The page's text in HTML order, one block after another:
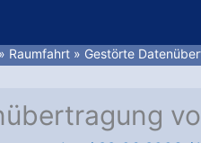
Raumfahrt Gestörte